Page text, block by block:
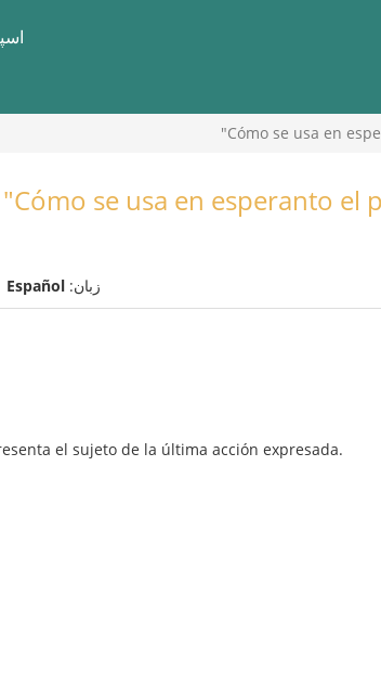
Cómo se usa en
Cómo se usa en esperanto el
زبان: Español
el sujeto de la última acción expresada.